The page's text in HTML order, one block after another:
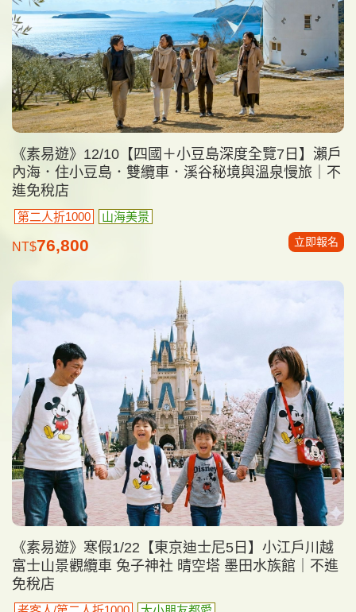
《素易遊》12/10【四國＋小豆島深度全覽7日】瀨戶
內海．住小豆島．雙纜車．溪谷秘境與溫泉慢旅｜不
進免稅店
第二人折1000 山海美景
NT$76,800 立即報名
《素易遊》寒假1/22【東京迪士尼5日】小江戶川越
富士山景觀纜車 兔子神社 晴空塔 墨田水族館｜不進
免稅店